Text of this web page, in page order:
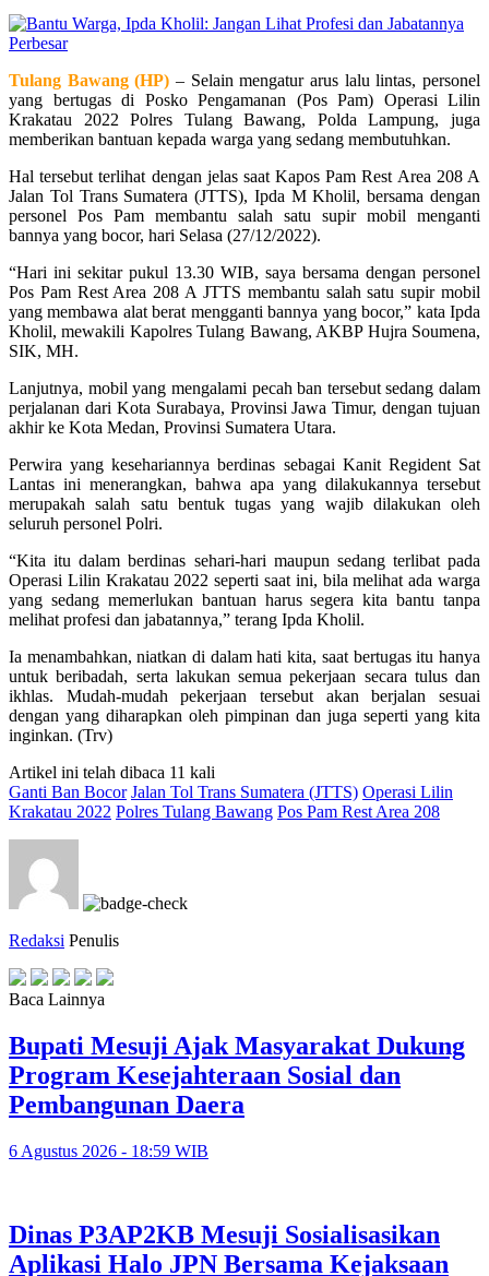
Perbesar
Tulang Bawang (HP) – Selain mengatur arus lalu lintas, personel
yang bertugas di Posko Pengamanan (Pos Pam) Operasi Lilin
Krakatau 2022 Polres Tulang Bawang, Polda Lampung, juga
memberikan bantuan kepada warga yang sedang membutuhkan.
Hal tersebut terlihat dengan jelas saat Kapos Pam Rest Area 208 A
Jalan Tol Trans Sumatera (JTTS), Ipda M Kholil, bersama dengan
personel Pos Pam membantu salah satu supir mobil menganti
bannya yang bocor, hari Selasa (27/12/2022).
“Hari ini sekitar pukul 13.30 WIB, saya bersama dengan personel
Pos Pam Rest Area 208 A JTTS membantu salah satu supir mobil
yang membawa alat berat mengganti bannya yang bocor,” kata Ipda
Kholil, mewakili Kapolres Tulang Bawang, AKBP Hujra Soumena,
SIK, MH.
Lanjutnya, mobil yang mengalami pecah ban tersebut sedang dalam
perjalanan dari Kota Surabaya, Provinsi Jawa Timur, dengan tujuan
akhir ke Kota Medan, Provinsi Sumatera Utara.
Perwira yang kesehariannya berdinas sebagai Kanit Regident Sat
Lantas ini menerangkan, bahwa apa yang dilakukannya tersebut
merupakah salah satu bentuk tugas yang wajib dilakukan oleh
seluruh personel Polri.
“Kita itu dalam berdinas sehari-hari maupun sedang terlibat pada
Operasi Lilin Krakatau 2022 seperti saat ini, bila melihat ada warga
yang sedang memerlukan bantuan harus segera kita bantu tanpa
melihat profesi dan jabatannya,” terang Ipda Kholil.
Ia menambahkan, niatkan di dalam hati kita, saat bertugas itu hanya
untuk beribadah, serta lakukan semua pekerjaan secara tulus dan
ikhlas. Mudah-mudah pekerjaan tersebut akan berjalan sesuai
dengan yang diharapkan oleh pimpinan dan juga seperti yang kita
inginkan. (Trv)
Artikel ini telah dibaca 11 kali
Ganti Ban Bocor Jalan Tol Trans Sumatera (JTTS) Operasi Lilin
Krakatau 2022 Polres Tulang Bawang Pos Pam Rest Area 208
Redaksi Penulis
Baca Lainnya
Bupati Mesuji Ajak Masyarakat Dukung
Program Kesejahteraan Sosial dan
Pembangunan Daera
6 Agustus 2026 - 18:59 WIB
Dinas P3AP2KB Mesuji Sosialisasikan
Aplikasi Halo JPN Bersama Kejaksaan